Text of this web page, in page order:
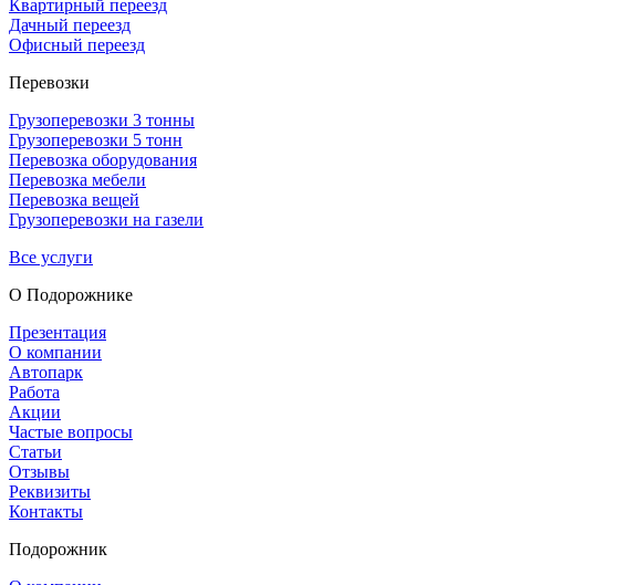
Квартирный переезд
Дачный переезд
Офисный переезд
Перевозки
Грузоперевозки 3 тонны
Грузоперевозки 5 тонн
Перевозка оборудования
Перевозка мебели
Перевозка вещей
Грузоперевозки на газели
Все услуги
О Подорож­нике
Презентация
О компании
Автопарк
Работа
Акции
Частые вопросы
Статьи
Отзывы
Реквизиты
Контакты
Подорожник